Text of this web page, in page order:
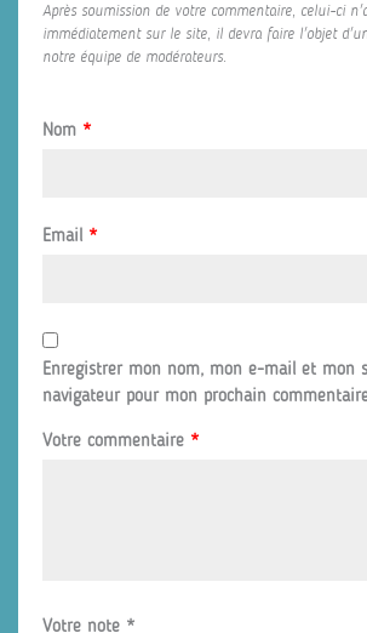
Après soumission de votre commentaire, celui-ci
immédiatement sur le site, il devra faire l'objet
notre équipe de modérateurs.
Nom *
Email *
Enregistrer mon nom, mon e-mail et mon
navigateur pour mon prochain
Votre commentaire *
Votre note *